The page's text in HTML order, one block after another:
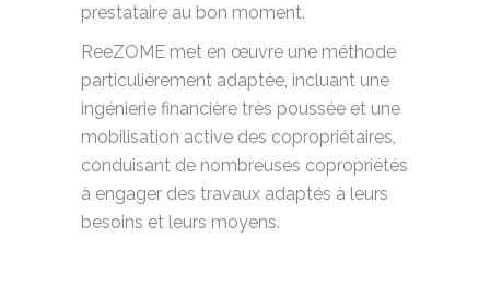
prestataire au bon moment.
ReeZOME met en œuvre une méthode
particulièrement adaptée, incluant une
ingénierie financière très poussée et une
mobilisation active des copropriétaires,
conduisant de nombreuses copropriétés
à engager des travaux adaptés à leurs
besoins et leurs moyens.